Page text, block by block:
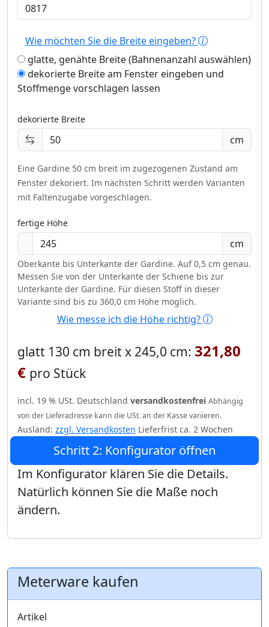
Wie möchten Sie die Breite eingeben?
glatte, genähte Breite (Bahnenanzahl auswählen)
dekorierte Breite am Fenster eingeben und
Stoffmenge vorschlagen lassen
dekorierte Breite
cm
Eine Gardine 50 cm breit im zugezogenen Zustand am
Fenster dekoriert. Im nächsten Schritt werden Varianten
mit Faltenzugabe vorgeschlagen.
fertige Höhe
cm
Oberkante bis Unterkante der Gardine. Auf 0,5 cm genau.
Messen Sie von der Unterkante der Schiene bis zur
Unterkante der Gardine. Für diesen Stoff in dieser
Variante sind bis zu 360,0 cm Höhe möglich.
Wie messe ich die Höhe richtig?
glatt 130 cm breit x 245,0 cm: 321,80
€ pro Stück
incl. 19 % USt. Deutschland versandkostenfrei Abhängig
von der Lieferadresse kann die USt. an der Kasse variieren.
Ausland: zzgl. Versandkosten Lieferfrist ca. 2 Wochen
Schritt 2: Konfigurator öffnen
Im Konfigurator klären Sie die Details.
Natürlich können Sie die Maße noch
ändern.
Meterware kaufen
Artikel